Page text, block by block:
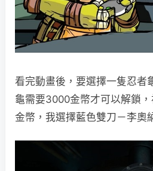
看完動畫後，要選擇一隻忍者
龜需要3000金幣才可以解鎖
金幣，我選擇藍色雙刀－李奧